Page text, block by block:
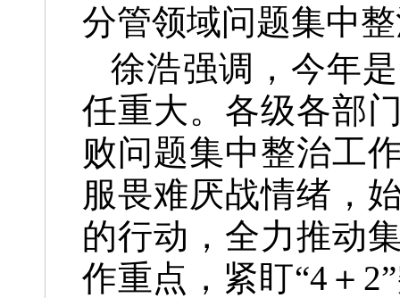
分管领域问题集中
徐浩强调，今年
任重大。各级各部
败问题集中整治工
服畏难厌战情绪，
的行动，全力推动
作重点，紧盯“4＋